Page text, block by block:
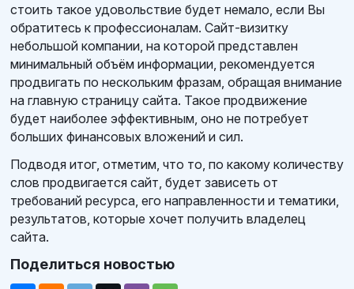
стоить такое удовольствие будет немало, если Вы
обратитесь к профессионалам. Сайт-визитку
небольшой компании, на которой представлен
минимальный объём информации, рекомендуется
продвигать по нескольким фразам, обращая внимание
на главную страницу сайта. Такое продвижение
будет наиболее эффективным, оно не потребует
больших финансовых вложений и сил.
Подводя итог, отметим, что то, по какому количеству
слов продвигается сайт, будет зависеть от
требований ресурса, его направленности и тематики,
результатов, которые хочет получить владелец
сайта.
Поделиться новостью